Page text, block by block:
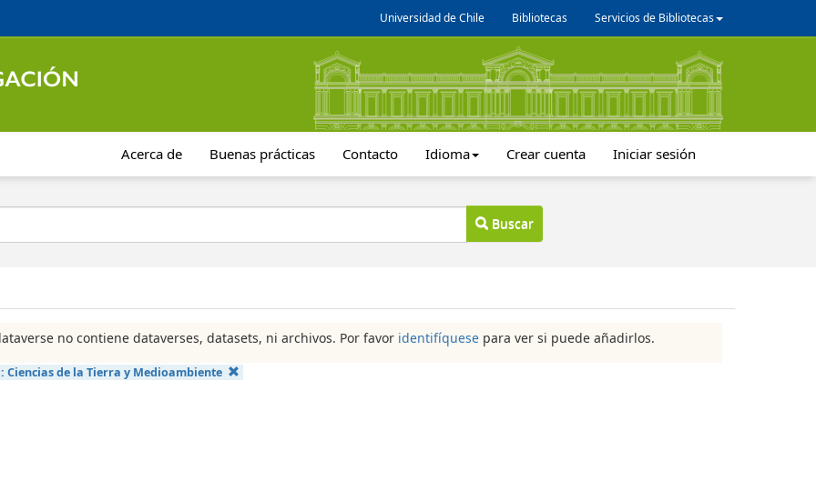
Universidad de Chile Bibliotecas Servicios de Bibliotecas
Acerca de Buenas prácticas Contacto Idioma Crear cuenta Iniciar sesión
Buscar
no contiene dataverses, datasets, ni archivos. Por favor identifíquese para ver si puede añadirlos.
Ciencias de la Tierra y Medioambiente